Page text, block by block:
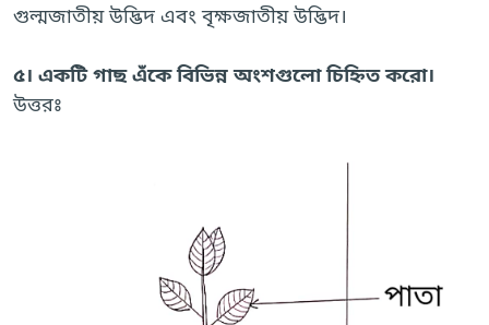
গুল্মজাতীয় উদ্ভিদ এবং বৃক্ষজাতীয় উদ্ভিদ।
৫। একটি গাছ এঁকে বিভিন্ন অংশগুলো চিহ্নিত করো।
উত্তরঃ